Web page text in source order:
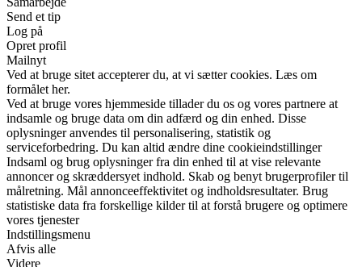
Send et tip
Log på
Opret profil
Mailnyt
Ved at bruge sitet accepterer du, at vi sætter cookies. Læs om
formålet her.
Ved at bruge vores hjemmeside tillader du os og vores partnere at
indsamle og bruge data om din adfærd og din enhed. Disse
oplysninger anvendes til personalisering, statistik og
serviceforbedring. Du kan altid ændre dine cookieindstillinger
Indsaml og brug oplysninger fra din enhed til at vise relevante
annoncer og skræddersyet indhold. Skab og benyt brugerprofiler til
målretning. Mål annonceeffektivitet og indholdsresultater. Brug
statistiske data fra forskellige kilder til at forstå brugere og optimere
vores tjenester
Indstillingsmenu
Afvis alle
Videre